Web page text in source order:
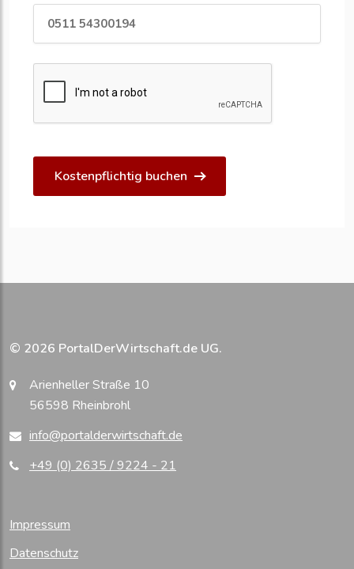
Kostenpflichtig buchen
© 2026 PortalDerWirtschaft.de UG.
Arienheller Straße 10
56598 Rheinbrohl
info@portalderwirtschaft.de
+49 (0) 2635 / 9224 - 21
Impressum
Datenschutz